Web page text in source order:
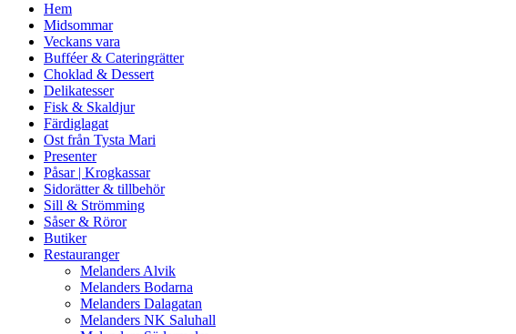
Hem
Midsommar
Veckans vara
Bufféer & Cateringrätter
Choklad & Dessert
Delikatesser
Fisk & Skaldjur
Färdiglagat
Ost från Tysta Mari
Presenter
Påsar | Krogkassar
Sidorätter & tillbehör
Sill & Strömming
Såser & Röror
Butiker
Restauranger
Melanders Alvik
Melanders Bodarna
Melanders Dalagatan
Melanders NK Saluhall